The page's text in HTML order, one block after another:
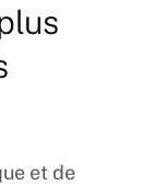
et de